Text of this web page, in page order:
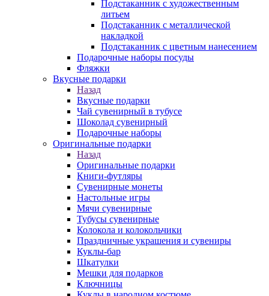
Подстаканник с художественным
литьем
Подстаканник с металлической
накладкой
Подстаканник с цветным нанесением
Подарочные наборы посуды
Фляжки
Вкусные подарки
Назад
Вкусные подарки
Чай сувенирный в тубусе
Шоколад сувенирный
Подарочные наборы
Оригинальные подарки
Назад
Оригинальные подарки
Книги-футляры
Сувенирные монеты
Настольные игры
Мячи сувенирные
Тубусы сувенирные
Колокола и колокольчики
Праздничные украшения и сувениры
Куклы-бар
Шкатулки
Мешки для подарков
Ключницы